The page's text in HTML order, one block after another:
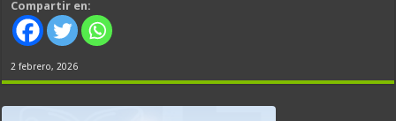
Compartir en:
2 febrero, 2026